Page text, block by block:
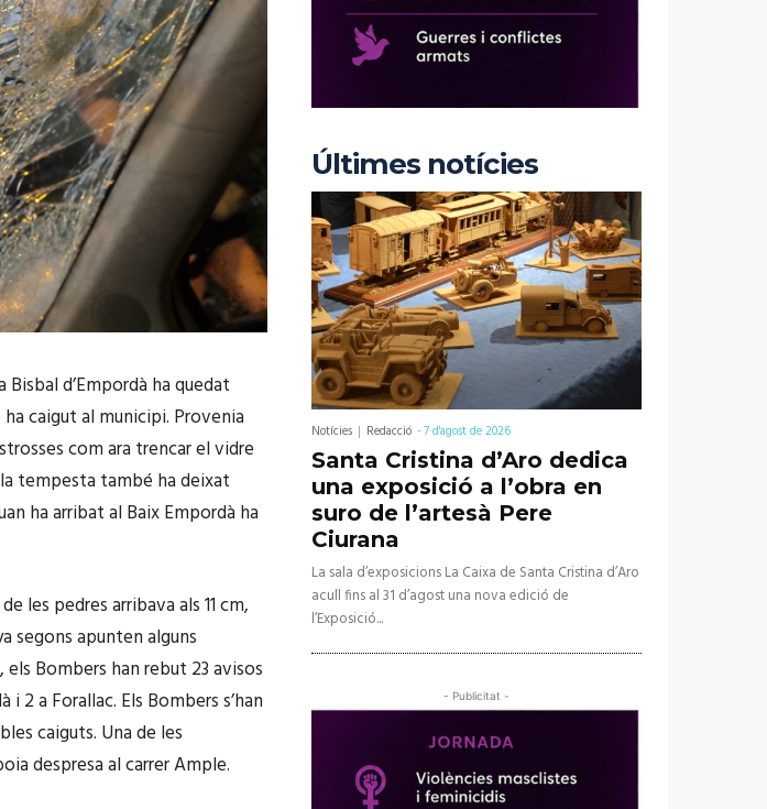
d’Empordà ha quedat
caigut al municipi. Provenia
com ara trencar el vidre
tempesta també ha deixat
ha arribat al Baix Empordà ha
les pedres arribava als 11 cm,
segons apunten alguns
Bombers han rebut 23 avisos
i 2 a Forallac. Els Bombers s’han
caiguts. Una de les
despresa al carrer Ample.
Últimes notícies
Notícies Redacció -7 d'agost de 2026
Santa Cristina d’Aro dedica
una exposició a l’obra en
suro de l’artesà Pere
Ciurana
La sala d’exposicions La Caixa de Santa Cristina d’Aro
acull fins al 31 d’agost una nova edició de
l’Exposició...
- Publicitat -